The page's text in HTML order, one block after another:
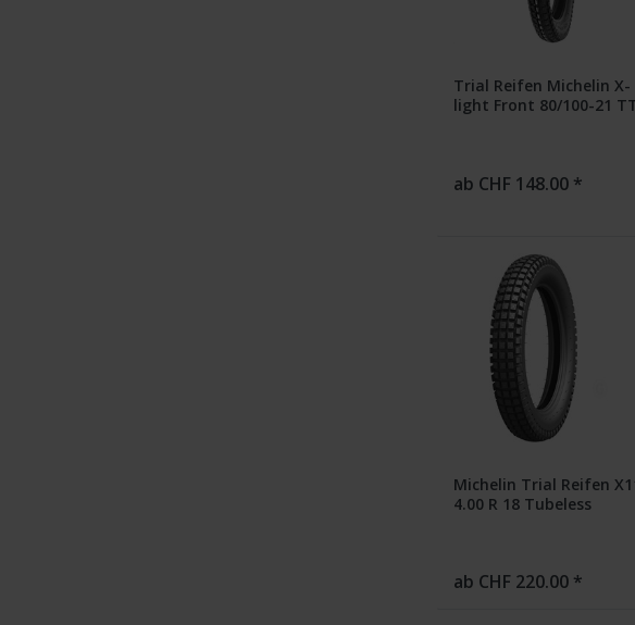
Trial Reifen Michelin X-
light Front 80/100-21
ab CHF 148.00 *
Michelin Trial Reifen
4.00 R 18 Tubeless
ab CHF 220.00 *